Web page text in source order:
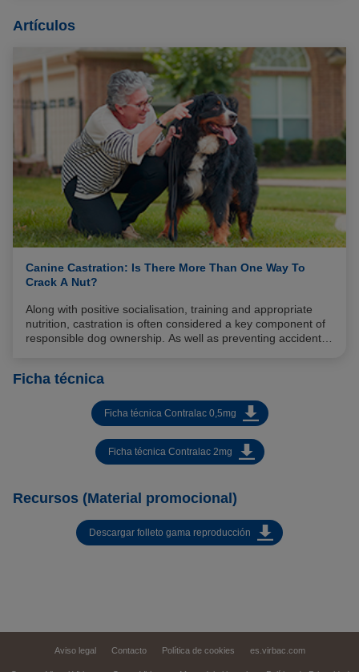
Artículos
Canine Castration: Is There More Than One Way To
Crack A Nut?
Along with positive socialisation, training and appropriate
nutrition, castration is often considered a key component of
responsible dog ownership. As well as preventing accidental
management of some behavioural issues.
Ficha técnica
Ficha técnica Contralac 0,5mg
Ficha técnica Contralac 2mg
Recursos (Material promocional)
Descargar folleto gama reproducción
Aviso legal Contacto Política de cookies es.virbac.com